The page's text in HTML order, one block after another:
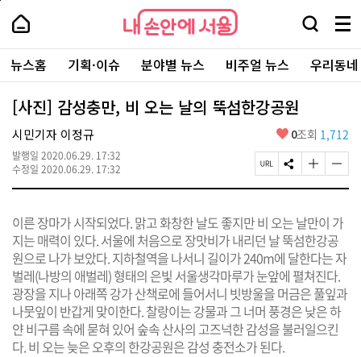
본
로
가
내
손
안
에
서
울
-
서
울
시
대
표
소
포
털
내
손
에
울
검
창
열
기
메
뉴
전
체
보
주
요
서
뉴스홈 기획·이슈 분야별 뉴스 비주얼 뉴스 우리동
[사진] 감성충만, 비 오는 날의 뚝섬한강공원
시민기자 이정규
발행일 2020.06.29. 17:32
수정일 2020.06.29. 17:32
좋
요
0조회 1,712
페
이
R
L
복
사
S
N
유
하
기
글
자
크
게
변
경
하
기
글
자
작
게
변
경
하
기
이른 장마가 시작되었다. 맑고 화창한 날도 좋지만 비 오는 날만이 가
지는 매력이 있다. 서울에 처음으로 장맛비가 내리던 날 뚝섬한강공
원으로 나가 보았다. 지하철역을 나서니 길이가 240m에 달한다는 자
벌레(나방의 애벌레) 형태의 은빛 서울생각마루가 눈앞에 펼쳐진다.
광장을 지나 아래쪽 강가 산책로에 들어서니 빗방울을 머금은 풀잎과
나뭇잎이 반갑게 맞이한다. 찰랑이는 강물과 그 너머 풍경은 낮은 하
얀 비구름 속에 묻혀 있어 숲속 산사의 고즈넉한 감성을 불러일으킨
다. 비 오는 늦은 오후의 한강공원은 감성 충전소가 된다.
페
상
단
로